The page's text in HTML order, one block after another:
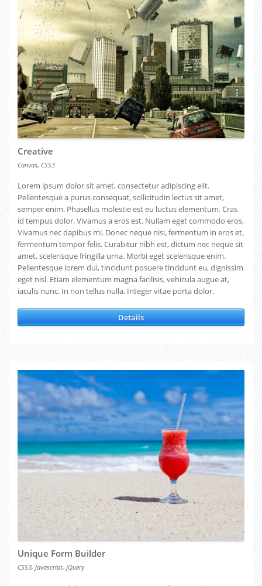
Creative
Canvas, CSS3
Lorem ipsum dolor sit amet, consectetur adipiscing elit.
Pellentesque a purus consequat, sollicitudin lectus sit amet,
semper enim. Phasellus molestie est eu luctus elementum. Cras
id tempus dolor. Vivamus a eros est. Nullam eget commodo eros.
Vivamus nec dapibus mi. Donec neque nisi, fermentum in eros et,
fermentum tempor felis. Curabitur nibh est, dictum nec neque sit
amet, scelerisque fringilla urna. Morbi eget scelerisque enim.
Pellentesque lorem dui, tincidunt posuere tincidunt eu, dignissim
eget nisl. Etiam elementum magna facilisis, vehicula augue at,
iaculis nunc. In non tellus nulla. Integer vitae porta dolor.
Details
Unique Form Builder
CSS3, Javascript, jQuery